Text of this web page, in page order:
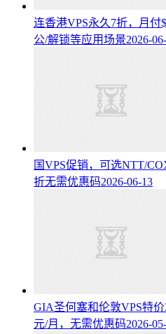
连香港VPS永久7折，月付
公/解锁等应用场景2026-
国VPS促销，可选NTT/
折无需优惠码2026-06-13
GIA圣何塞和伦敦VPS特
元/月，无需优惠码2026-